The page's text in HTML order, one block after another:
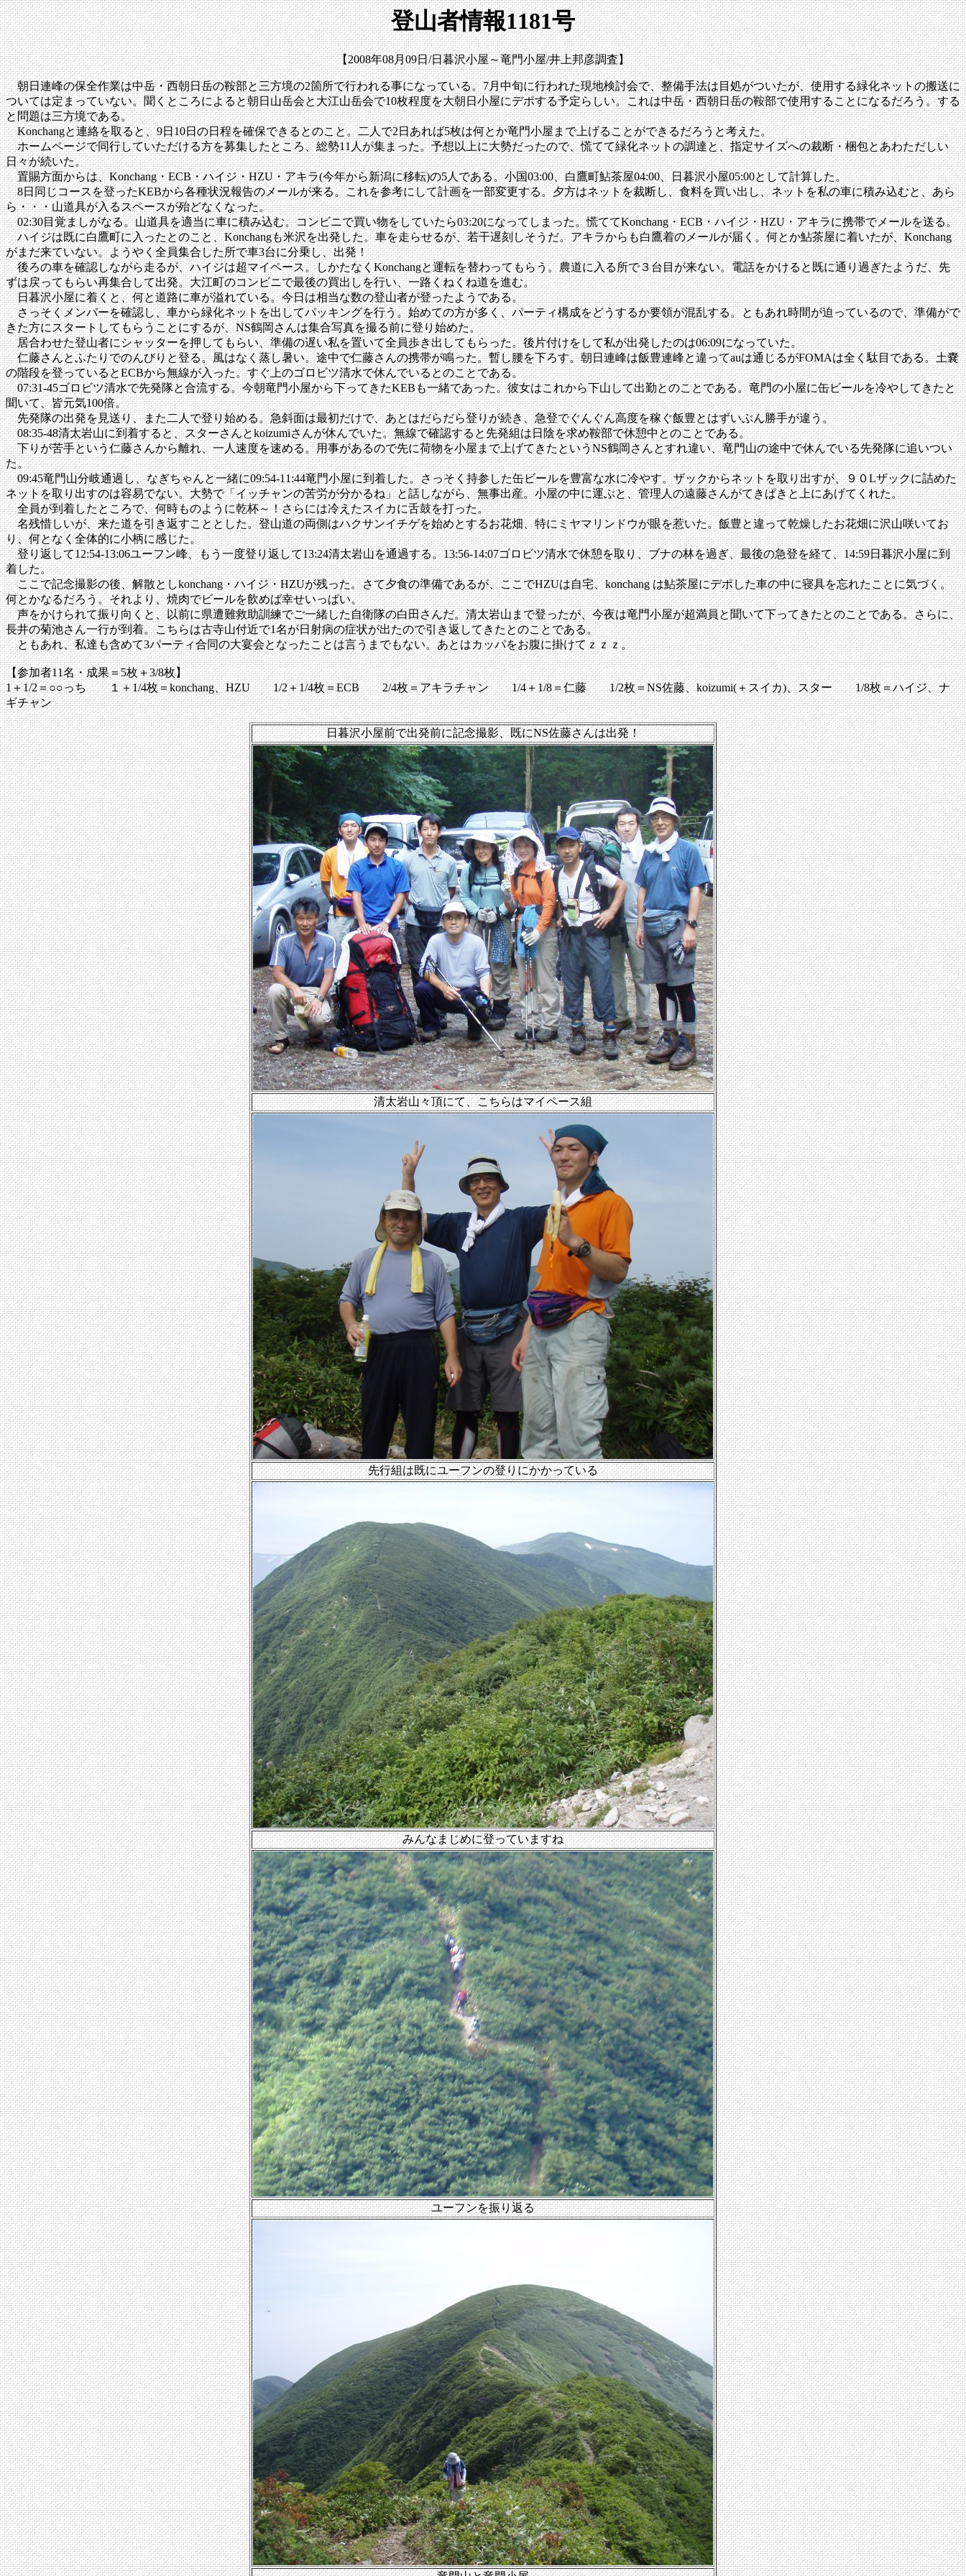
登山者情報1181号
【2008年08月09日/日暮沢小屋～竜門小屋/井上邦彦調査】
朝日連峰の保全作業は中岳・西朝日岳の鞍部と三方境の2箇所で行われる事になっている。7月中旬に行われた現地検討会で、整備手法は目処がついたが、使用する緑化ネットの搬送に
ついては定まっていない。聞くところによると朝日山岳会と大江山岳会で10枚程度を大朝日小屋にデポする予定らしい。これは中岳・西朝日岳の鞍部で使用することになるだろう。する
と問題は三方境である。
Konchangと連絡を取ると、9日10日の日程を確保できるとのこと。二人で2日あれば5枚は何とか竜門小屋まで上げることができるだろうと考えた。
ホームページで同行していただける方を募集したところ、総勢11人が集まった。予想以上に大勢だったので、慌てて緑化ネットの調達と、指定サイズへの裁断・梱包とあわただしい
日々が続いた。
置賜方面からは、Konchang・ECB・ハイジ・HZU・アキラ(今年から新潟に移転)の5人である。小国03:00、白鷹町鮎茶屋04:00、日暮沢小屋05:00として計算した。
8日同じコースを登ったKEBから各種状況報告のメールが来る。これを参考にして計画を一部変更する。夕方はネットを裁断し、食料を買い出し、ネットを私の車に積み込むと、あら
ら・・・山道具が入るスペースが殆どなくなった。
02:30目覚ましがなる。山道具を適当に車に積み込む。コンビニで買い物をしていたら03:20になってしまった。慌ててKonchang・ECB・ハイジ・HZU・アキラに携帯でメールを送る。
ハイジは既に白鷹町に入ったとのこと、Konchangも米沢を出発した。車を走らせるが、若干遅刻しそうだ。アキラからも白鷹着のメールが届く。何とか鮎茶屋に着いたが、Konchang
がまだ来ていない。ようやく全員集合した所で車3台に分乗し、出発！
後ろの車を確認しながら走るが、ハイジは超マイペース。しかたなくKonchangと運転を替わってもらう。農道に入る所で３台目が来ない。電話をかけると既に通り過ぎたようだ、先
ずは戻ってもらい再集合して出発。大江町のコンビニで最後の買出しを行い、一路くねくね道を進む。
日暮沢小屋に着くと、何と道路に車が溢れている。今日は相当な数の登山者が登ったようである。
さっそくメンバーを確認し、車から緑化ネットを出してパッキングを行う。始めての方が多く、パーティ構成をどうするか要領が混乱する。ともあれ時間が迫っているので、準備がで
きた方にスタートしてもらうことにするが、NS鶴岡さんは集合写真を撮る前に登り始めた。
居合わせた登山者にシャッターを押してもらい、準備の遅い私を置いて全員歩き出してもらった。後片付けをして私が出発したのは06:09になっていた。
仁藤さんとふたりでのんびりと登る。風はなく蒸し暑い。途中で仁藤さんの携帯が鳴った。暫し腰を下ろす。朝日連峰は飯豊連峰と違ってauは通じるがFOMAは全く駄目である。土嚢
の階段を登っているとECBから無線が入った。すぐ上のゴロビツ清水で休んでいるとのことである。
07:31-45ゴロビツ清水で先発隊と合流する。今朝竜門小屋から下ってきたKEBも一緒であった。彼女はこれから下山して出勤とのことである。竜門の小屋に缶ビールを冷やしてきたと
聞いて、皆元気100倍。
先発隊の出発を見送り、また二人で登り始める。急斜面は最初だけで、あとはだらだら登りが続き、急登でぐんぐん高度を稼ぐ飯豊とはずいぶん勝手が違う。
08:35-48清太岩山に到着すると、スターさんとkoizumiさんが休んでいた。無線で確認すると先発組は日陰を求め鞍部で休憩中とのことである。
下りが苦手という仁藤さんから離れ、一人速度を速める。用事があるので先に荷物を小屋まで上げてきたというNS鶴岡さんとすれ違い、竜門山の途中で休んでいる先発隊に追いつい
た。
09:45竜門山分岐通過し、なぎちゃんと一緒に09:54-11:44竜門小屋に到着した。さっそく持参した缶ビールを豊富な水に冷やす。ザックからネットを取り出すが、９０Lザックに詰めた
ネットを取り出すのは容易でない。大勢で「イッチャンの苦労が分かるね」と話しながら、無事出産。小屋の中に運ぶと、管理人の遠藤さんがてきぱきと上にあげてくれた。
全員が到着したところで、何時ものように乾杯～！さらには冷えたスイカに舌鼓を打った。
名残惜しいが、来た道を引き返すこととした。登山道の両側はハクサンイチゲを始めとするお花畑、特にミヤマリンドウが眼を惹いた。飯豊と違って乾燥したお花畑に沢山咲いてお
り、何となく全体的に小柄に感じた。
登り返して12:54-13:06ユーフン峰、もう一度登り返して13:24清太岩山を通過する。13:56-14:07ゴロビツ清水で休憩を取り、ブナの林を過ぎ、最後の急登を経て、14:59日暮沢小屋に到
着した。
ここで記念撮影の後、解散としkonchang・ハイジ・HZUが残った。さて夕食の準備であるが、ここでHZUは自宅、konchang は鮎茶屋にデポした車の中に寝具を忘れたことに気づく。
何とかなるだろう。それより、焼肉でビールを飲めば幸せいっぱい。
声をかけられて振り向くと、以前に県遭難救助訓練でご一緒した自衛隊の白田さんだ。清太岩山まで登ったが、今夜は竜門小屋が超満員と聞いて下ってきたとのことである。さらに、
長井の菊池さん一行が到着。こちらは古寺山付近で1名が日射病の症状が出たので引き返してきたとのことである。
ともあれ、私達も含めて3パーティ合同の大宴会となったことは言うまでもない。あとはカッパをお腹に掛けてｚｚｚ。
【参加者11名・成果＝5枚＋3/8枚】
1＋1/2＝○○っち １＋1/4枚＝konchang、HZU 1/2＋1/4枚＝ECB 2/4枚＝アキラチャン 1/4＋1/8＝仁藤 1/2枚＝NS佐藤、koizumi(＋スイカ)、スター 1/8枚＝ハイジ、ナ
ギチャン
日暮沢小屋前で出発前に記念撮影、既にNS佐藤さんは出発！
清太岩山々頂にて、こちらはマイペース組
先行組は既にユーフンの登りにかかっている
みんなまじめに登っていますね
ユーフンを振り返る